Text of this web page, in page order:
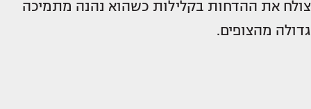
צולח את ההדחות בקלילות כשהוא נהנה מתמיכה
גדולה מהצופים.